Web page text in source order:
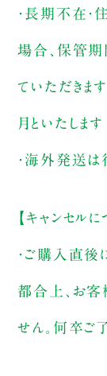
・長期不在・
場合、保管期
ていただきま
月といたします
・海外発送は
【キャンセルに
・ご購入直後
都合上、お客
せん。何卒ご